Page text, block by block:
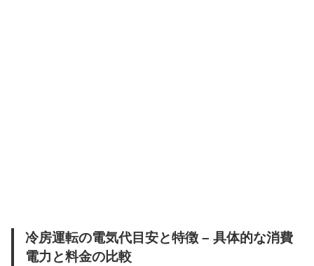
冷房運転の電気代目安と特徴 – 具体的な消費
電力と料金の比較